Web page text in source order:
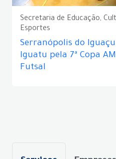
Secretaria de Educação,
Esportes
Serranópolis do Iguaçu
Iguatu pela 7ª Copa
Futsal